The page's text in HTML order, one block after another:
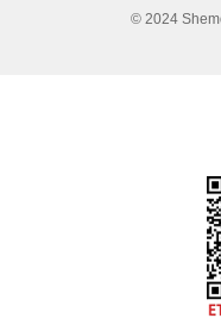
© 2024